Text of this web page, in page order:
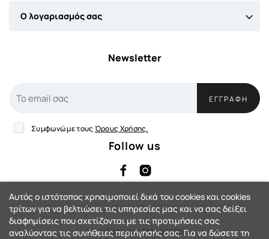
Ο λογαριασμός σας 
Newsletter
ΕΓΓΡΑΦΉ
Συμφωνώ με τους Όρους Χρήσης.
Follow us
Αρ. Γ.Ε.ΜΗ: 144735401000
Αυτός ο ιστότοπος χρησιμοποιεί δικά του cookies και cookies
τρίτων για να βελτιώσει τις υπηρεσίες μας και να σας δείξει
διαφημίσεις που σχετίζονται με τις προτιμήσεις σας
αναλύοντας τις συνήθειες περιήγησής σας. Για να δώσετε τη